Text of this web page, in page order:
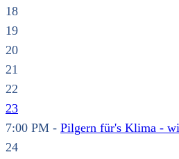
18
19
20
21
22
23
7:00 PM - Pilgern für's Klima -
24